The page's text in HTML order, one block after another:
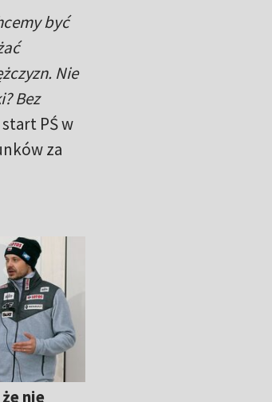
być
Nie
Bez
PŚ w
za
nie